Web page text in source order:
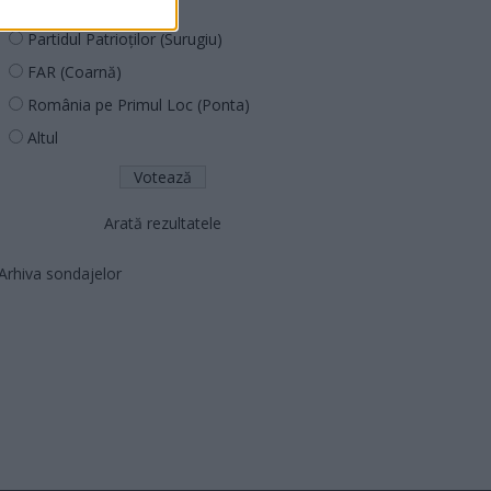
Partidul Patrioților (Surugiu)
FAR (Coarnă)
România pe Primul Loc (Ponta)
Altul
Arată rezultatele
sondajelor